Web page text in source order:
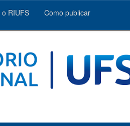
RIUFS Como publicar